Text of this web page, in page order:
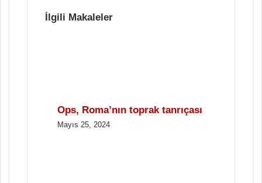
İlgili Makaleler
Ops, Roma’nın toprak tanrıçası
Mayıs 25, 2024